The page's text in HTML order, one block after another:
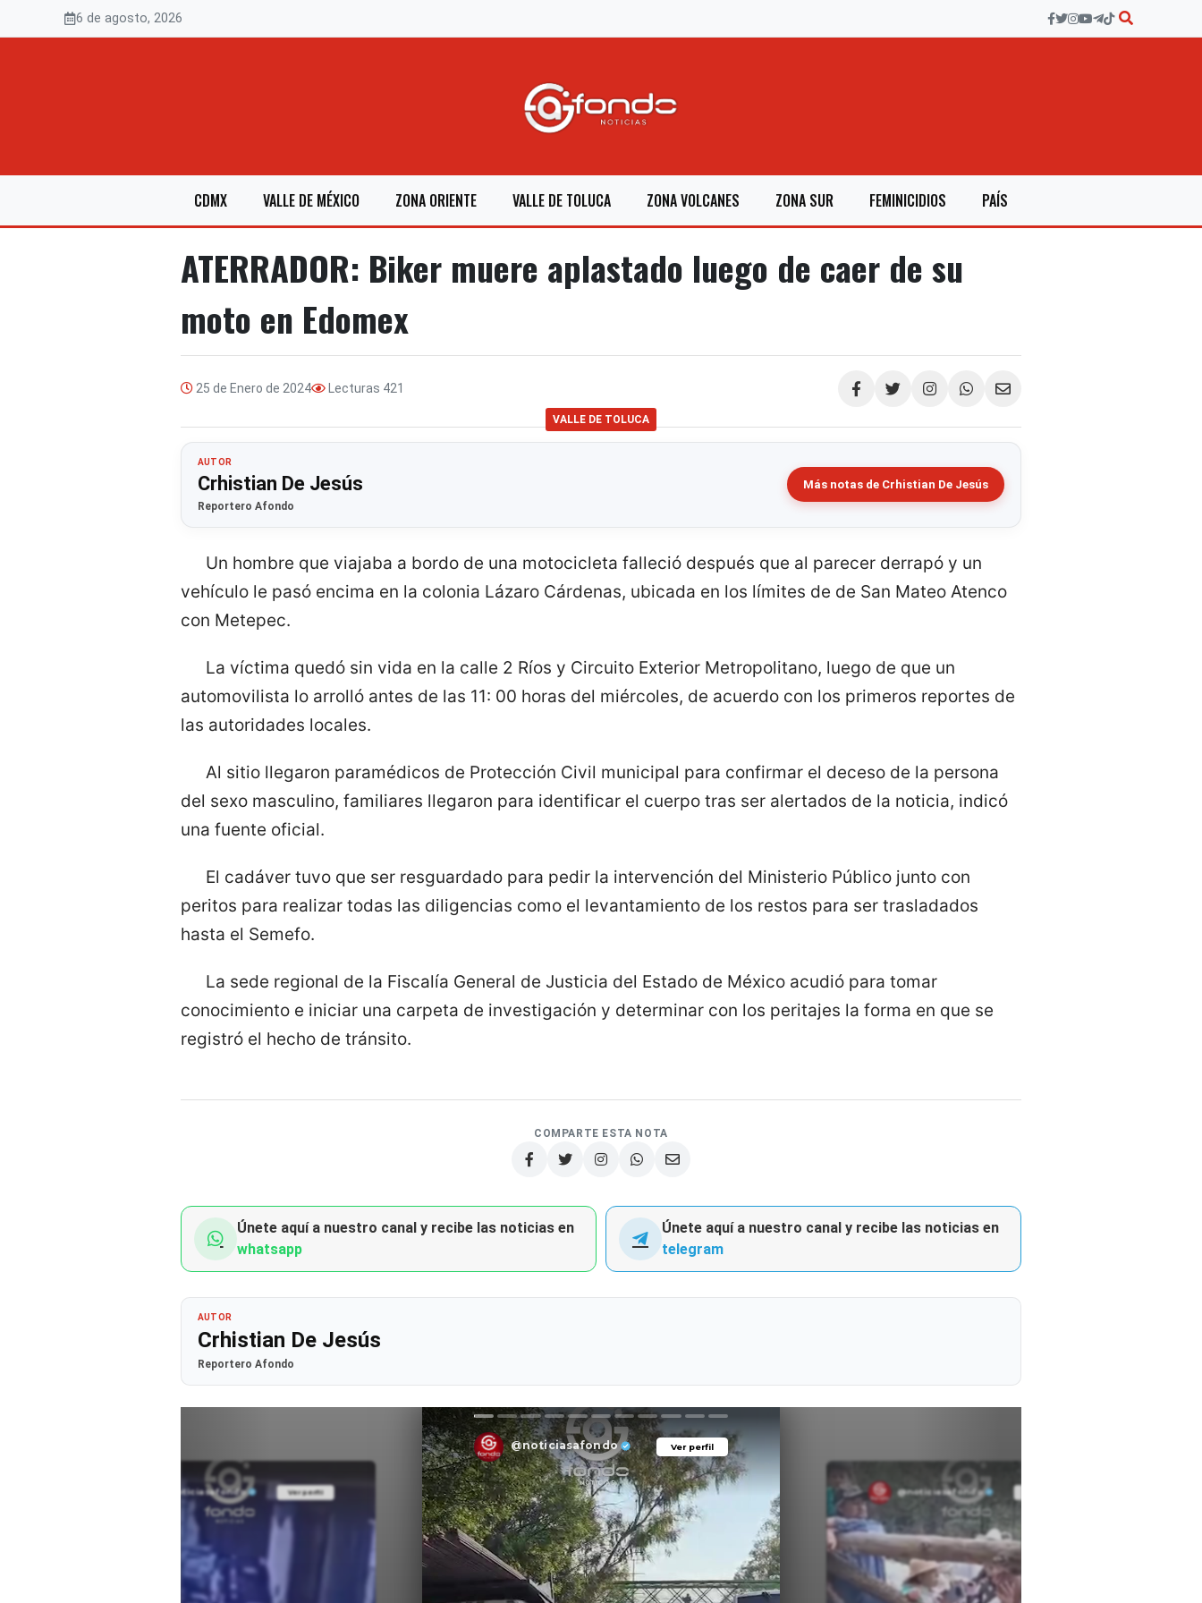
6 de agosto, 2026
CDMX VALLE DE MÉXICO ZONA ORIENTE VALLE DE TOLUCA ZONA VOLCANES ZONA SUR FEMINICIDIOS PAÍS
ATERRADOR: Biker muere aplastado luego de caer de su
moto en Edomex
25 de Enero de 2024 Lecturas 421
Compartir
VALLE DE TOLUCA
AUTOR
Crhistian De Jesús
Reportero Afondo
Más notas de Crhistian De Jesús
Un hombre que viajaba a bordo de una motocicleta falleció después que al parecer derrapó y un
vehículo le pasó encima en la colonia Lázaro Cárdenas, ubicada en los límites de de San Mateo Atenco
con Metepec.
La víctima quedó sin vida en la calle 2 Ríos y Circuito Exterior Metropolitano, luego de que un
automovilista lo arrolló antes de las 11: 00 horas del miércoles, de acuerdo con los primeros reportes de
las autoridades locales.
Al sitio llegaron paramédicos de Protección Civil municipal para confirmar el deceso de la persona
del sexo masculino, familiares llegaron para identificar el cuerpo tras ser alertados de la noticia, indicó
una fuente oficial.
El cadáver tuvo que ser resguardado para pedir la intervención del Ministerio Público junto con
peritos para realizar todas las diligencias como el levantamiento de los restos para ser trasladados
hasta el Semefo.
La sede regional de la Fiscalía General de Justicia del Estado de México acudió para tomar
conocimiento e iniciar una carpeta de investigación y determinar con los peritajes la forma en que se
registró el hecho de tránsito.
COMPARTE ESTA NOTA
Únete aquí a nuestro canal y recibe las noticias en
whatsapp
Únete aquí a nuestro canal y recibe las noticias en
telegram
AUTOR
Crhistian De Jesús
Reportero Afondo
Ver perfil
@noticiasafondo Ver perfil
@noticiasafondo
Ver perfil
@noticiasafondo Ver perfil